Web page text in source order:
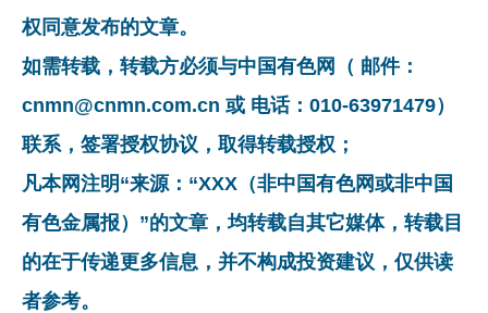
权同意发布的文章。
如需转载，转载方必须与中国有色网（ 邮件：
cnmn@cnmn.com.cn 或 电话：010-63971479）
联系，签署授权协议，取得转载授权；
凡本网注明“来源：“XXX（非中国有色网或非中国
有色金属报）”的文章，均转载自其它媒体，转载目
的在于传递更多信息，并不构成投资建议，仅供读
者参考。